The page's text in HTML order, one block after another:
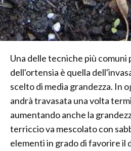
Una delle tecniche più comuni
dell'ortensia è quella
scelto di media grandezza. In
andrà travasata una volta
aumentando anche la
terriccio va mescolato con
elementi in grado di favorire il